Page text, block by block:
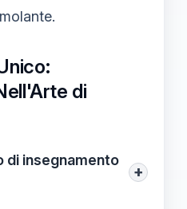
di
di insegnamento
+